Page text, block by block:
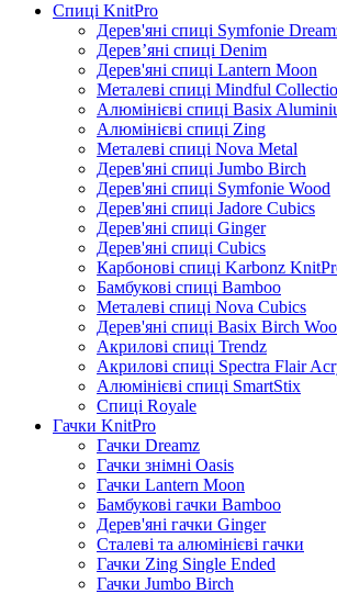
Спиці KnitPro
Дерев'яні спиці Symfonie
Дерев’яні спиці Denim
Дерев'яні спиці Lantern Moon
Металеві спиці Mindful
Алюмінієві спиці Basix
Алюмінієві спиці Zing
Металеві спиці Nova Metal
Дерев'яні спиці Jumbo Birch
Дерев'яні спиці Symfonie Wood
Дерев'яні спиці Jadore Cubics
Дерев'яні спиці Ginger
Дерев'яні спиці Cubics
Карбонові спиці Karbonz
Бамбукові спиці Bamboo
Металеві спиці Nova Cubics
Дерев'яні спиці Basix Birch
Акрилові спиці Trendz
Акрилові спиці Spectra Flair
Алюмінієві спиці SmartStix
Спиці Royale
Гачки KnitPro
Гачки Dreamz
Гачки знімні Oasis
Гачки Lantern Moon
Бамбукові гачки Bamboo
Дерев'яні гачки Ginger
Сталеві та алюмінієві гачки
Гачки Zing Single Ended
Гачки Jumbo Birch